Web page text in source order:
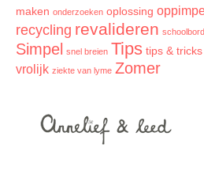
maken onderzoeken oplossing
recycling revalideren
Simpel snel breien Tips tips & tricks
vrolijk ziekte van lyme Zomer